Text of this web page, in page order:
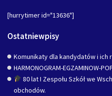
[hurrytimer id="13636"]
Ostatniewpisy
Komunikaty dla kandydatów i ich
HARMONOGRAM-EGZAMINOW-
80 lat I Zespołu Szkół we
obchodów.